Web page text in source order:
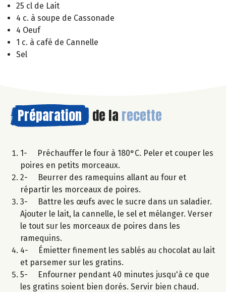
25 cl de Lait
4 c. à soupe de Cassonade
4 Oeuf
1 c. à café de Cannelle
Sel
Préparation de la recette
1- Préchauffer le four à 180°C. Peler et couper les
poires en petits morceaux.
2- Beurrer des ramequins allant au four et
répartir les morceaux de poires.
3- Battre les œufs avec le sucre dans un saladier.
Ajouter le lait, la cannelle, le sel et mélanger. Verser
le tout sur les morceaux de poires dans les
ramequins.
4- Émietter finement les sablés au chocolat au lait
et parsemer sur les gratins.
5- Enfourner pendant 40 minutes jusqu'à ce que
les gratins soient bien dorés. Servir bien chaud.